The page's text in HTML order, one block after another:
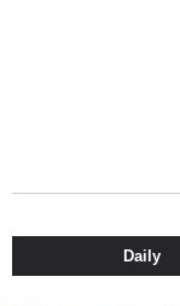
Daily